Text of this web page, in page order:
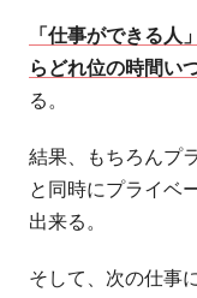
「仕事ができる人
らどれ位の時間い
る。
結果、もちろんプ
と同時にプライベ
出来る。
そして、次の仕事